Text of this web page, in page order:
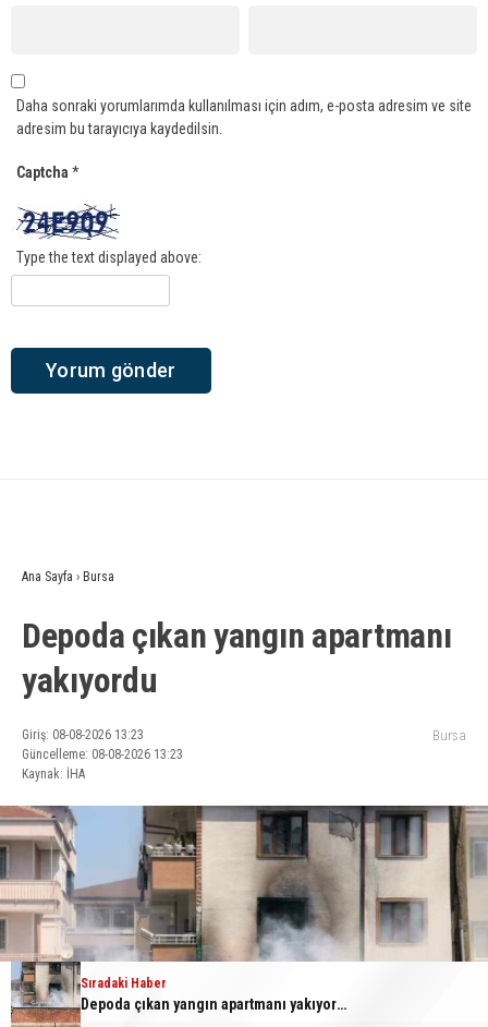
Daha sonraki yorumlarımda kullanılması için adım, e-posta adresim ve site
adresim bu tarayıcıya kaydedilsin.
Captcha *
Type the text displayed above:
Sıradaki Haber
Depoda çıkan yangın apartmanı yakıyordu
Ana Sayfa › Bursa
Depoda çıkan yangın apartmanı
yakıyordu
Giriş: 08-08-2026 13:23
Güncelleme: 08-08-2026 13:23
Kaynak: İHA
Bursa